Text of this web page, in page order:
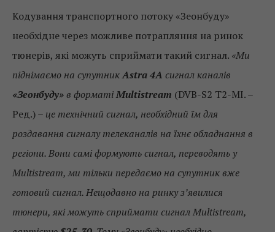
Кодування транспортного потоку «Зеонбуду»
необхідне через можливе потрапляння на ринок
тюнерів, які можуть сприймати такий сигнал. «Ми
піднімаємо на супутникAstra 4A сигнал каналів
«Зеонбуду»в форматіMultistream (DVB-S2 T2-MI. –
Ред.)– це технічний сигнал, необхідний їм для
роздавання сигналу телеканалів на їхнє обладнання в
регіони. Вони самі формують сигнал, переводять у
Multistream, ми тільки передаємо на супутник вже
готовий сигнал. Нещодавно на ринку з’явилися
тюнери, які можуть сприймати сигнал Multistream,